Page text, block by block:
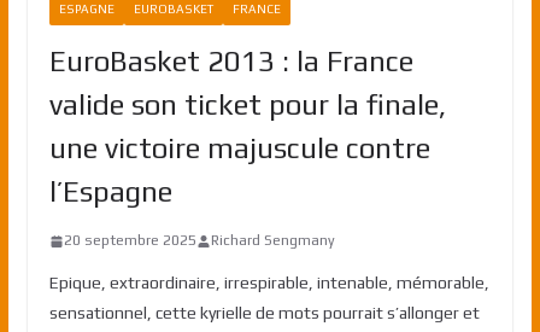
ESPAGNE EUROBASKET FRANCE
EuroBasket 2013 : la France
valide son ticket pour la finale,
une victoire majuscule contre
l’Espagne
20 septembre 2025 Richard Sengmany
Epique, extraordinaire, irrespirable, intenable, mémorable,
sensationnel, cette kyrielle de mots pourrait s’allonger et